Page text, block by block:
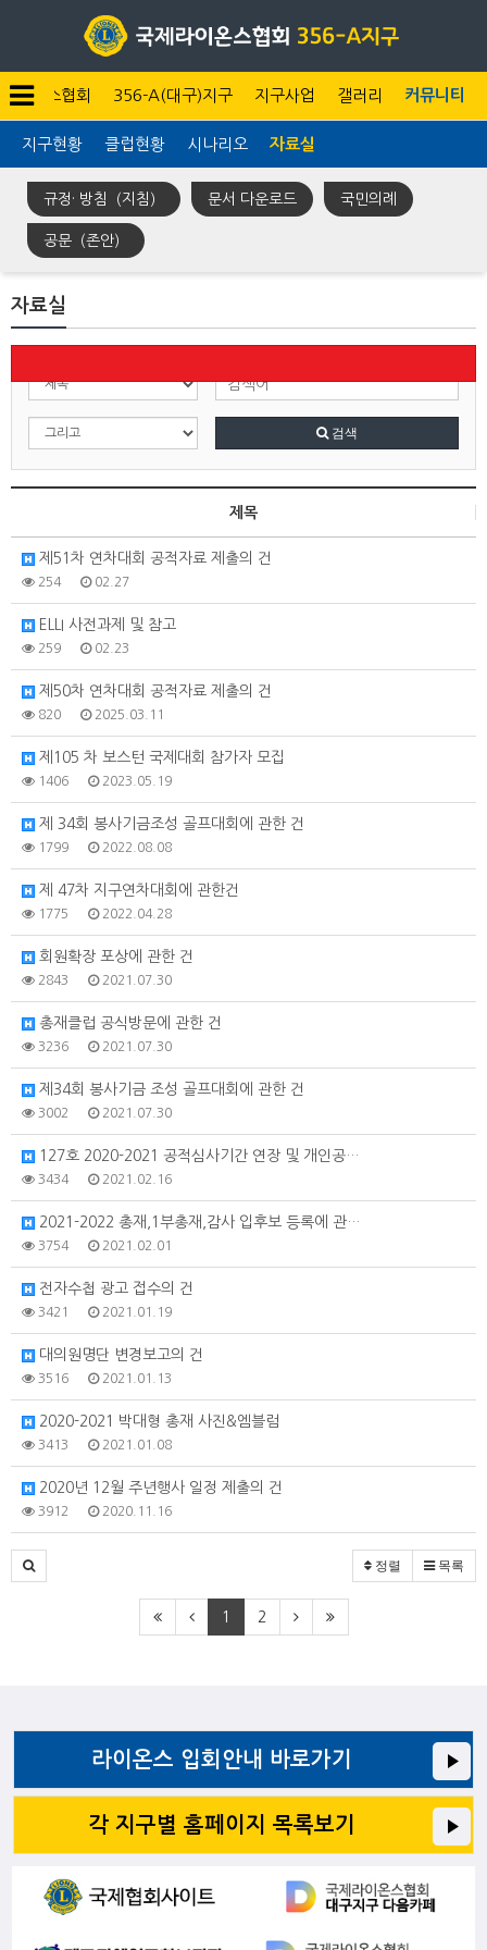
이온스협회 356-A(대구)지구 지구사업 갤러리 커뮤니티
지구현황 클럽현황 시나리오 자료실
규정· 방침（지침） 문서 다운로드 국민의례
공문（존안）
자료실
검색
제목
제51차 연차대회 공적자료 제출의 건
254 02.27
ELLI 사전과제 및 참고
259 02.23
제50차 연차대회 공적자료 제출의 건
820 2025.03.11
제105 차 보스턴 국제대회 참가자 모집
1406 2023.05.19
제 34회 봉사기금조성 골프대회에 관한 건
1799 2022.08.08
제 47차 지구연차대회에 관한건
1775 2022.04.28
회원확장 포상에 관한 건
2843 2021.07.30
총재클럽 공식방문에 관한 건
3236 2021.07.30
제34회 봉사기금 조성 골프대회에 관한 건
3002 2021.07.30
127호 2020-2021 공적심사기간 연장 및 개인공…
3434 2021.02.16
2021-2022 총재,1부총재,감사 입후보 등록에 관…
3754 2021.02.01
전자수첩 광고 접수의 건
3421 2021.01.19
대의원명단 변경보고의 건
3516 2021.01.13
2020-2021 박대형 총재 사진&엠블럼
3413 2021.01.08
2020년 12월 주년행사 일정 제출의 건
3912 2020.11.16
정렬 목록
1 2
라이온스 입회안내 바로가기
각 지구별 홈페이지 목록보기